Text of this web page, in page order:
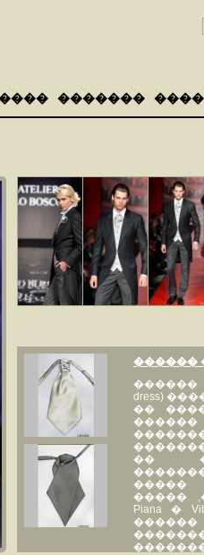
�������
������
������
dress)
��
������
��
�����
�����
Piana �